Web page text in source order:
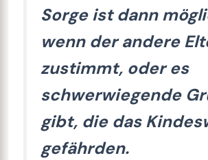
Sorge ist dann
wenn der andere
zustimmt, oder es
schwerwiegende
gibt, die das
gefährden.